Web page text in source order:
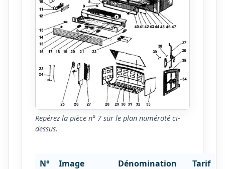
Repérez la pièce n° 7 sur le plan numéroté ci-
dessus.
N° Image Dénomination
Tarif